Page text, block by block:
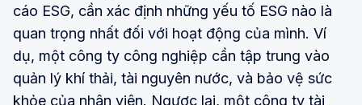
cáo ESG, cần xác định những yếu tố ESG nào là
quan trọng nhất đối với hoạt động của mình. Ví
dụ, một công ty công nghiệp cần tập trung vào
quản lý khí thải, tài nguyên nước, và bảo vệ sức
khỏe của nhân viên. Ngược lại, một công ty tài